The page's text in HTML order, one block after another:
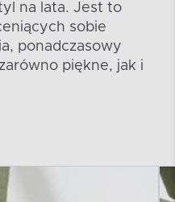
na lata. Jest to
sobie
ponadczasowy
piękne, jak i